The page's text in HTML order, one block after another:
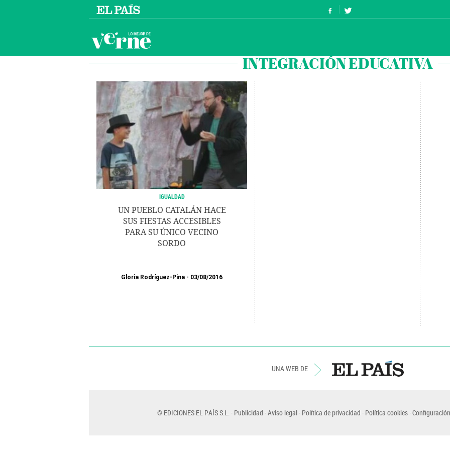
INTEGRACIÓN EDUCATIVA
IGUALDAD
UN PUEBLO CATALÁN HACE
SUS FIESTAS ACCESIBLES
PARA SU ÚNICO VECINO
SORDO
Gloria Rodríguez-Pina 03/08/2016
UNA WEB DE
© EDICIONES EL PAÍS S.L. Publicidad Aviso legal Política de privacidad Política cookies